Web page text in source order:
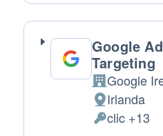
Google
Targeting
Azienda:
Google
Luogo del
Irlanda
Daticlic +13